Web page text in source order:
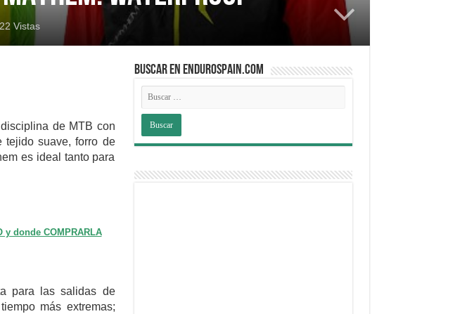
Vistas
de MTB con
tejido suave, forro de
es ideal tanto para
y donde COMPRARLA
para las salidas de
más extremas;
BUSCAR EN ENDUROSPAIN.COM